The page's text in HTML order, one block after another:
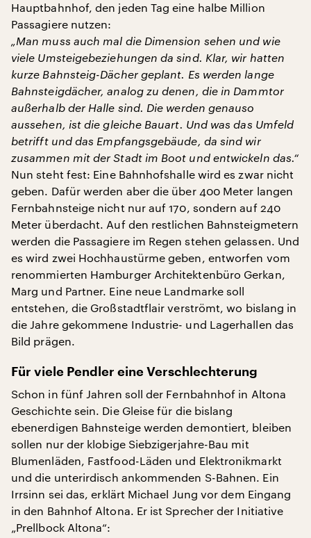
Hauptbahnhof, den jeden Tag eine halbe Million
Passagiere nutzen:
„Man muss auch mal die Dimension sehen und wie
viele Umsteigebeziehungen da sind. Klar, wir hatten
kurze Bahnsteig-Dächer geplant. Es werden lange
Bahnsteigdächer, analog zu denen, die in Dammtor
außerhalb der Halle sind. Die werden genauso
aussehen, ist die gleiche Bauart. Und was das Umfeld
betrifft und das Empfangsgebäude, da sind wir
zusammen mit der Stadt im Boot und entwickeln das.“
Nun steht fest: Eine Bahnhofshalle wird es zwar nicht
geben. Dafür werden aber die über 400 Meter langen
Fernbahnsteige nicht nur auf 170, sondern auf 240
Meter überdacht. Auf den restlichen Bahnsteigmetern
werden die Passagiere im Regen stehen gelassen. Und
es wird zwei Hochhaustürme geben, entworfen vom
renommierten Hamburger Architektenbüro Gerkan,
Marg und Partner. Eine neue Landmarke soll
entstehen, die Großstadtflair verströmt, wo bislang in
die Jahre gekommene Industrie- und Lagerhallen das
Bild prägen.
Für viele Pendler eine Verschlechterung
Schon in fünf Jahren soll der Fernbahnhof in Altona
Geschichte sein. Die Gleise für die bislang
ebenerdigen Bahnsteige werden demontiert, bleiben
sollen nur der klobige Siebzigerjahre-Bau mit
Blumenläden, Fastfood-Läden und Elektronikmarkt
und die unterirdisch ankommenden S-Bahnen. Ein
Irrsinn sei das, erklärt Michael Jung vor dem Eingang
in den Bahnhof Altona. Er ist Sprecher der Initiative
„Prellbock Altona“: